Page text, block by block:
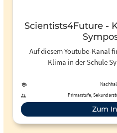
Scientists4Future -
Auf diesem Youtube-Kanal
Klima in der Schule
unterstützen die Anliegen
den Klimaschutz und
Lebensgrundlagen und der
Planeten einzusetzen und
Gesellschaft
Primarstufe,
Zum